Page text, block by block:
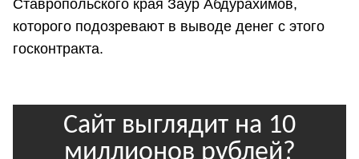
Ставропольского края Заур Абдурахимов,
которого подозревают в выводе денег с этого
госконтракта.